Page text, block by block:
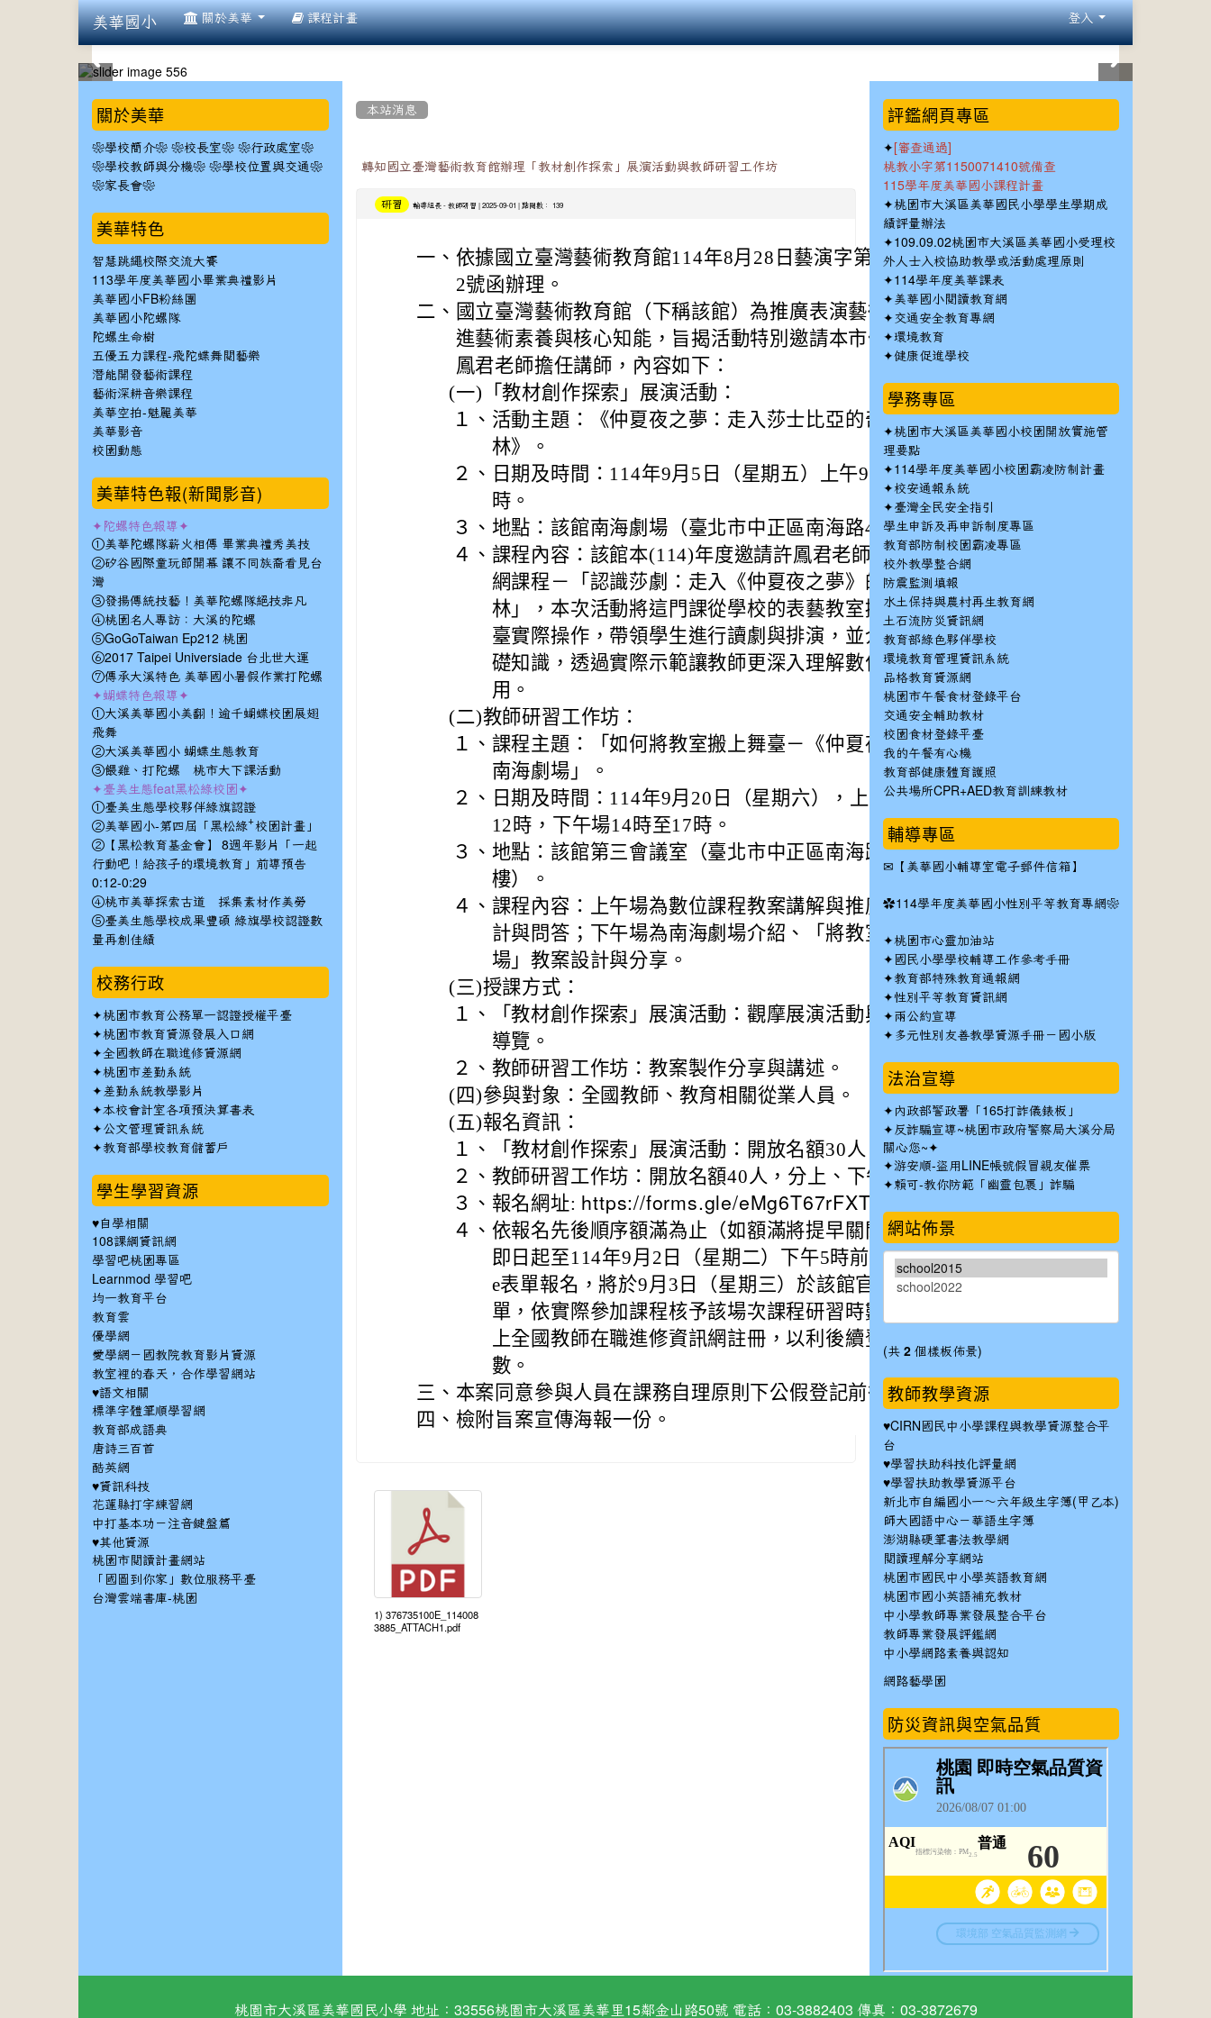
美華國小 關於美華 課程計畫 登入
本站消息
轉知國立臺灣藝術教育館辦理「教材創作探索」展演活動與教師研習工作坊
研習 輔導組長- 教師研習 | 2025-09-01 | 點閱數： 139
一、 依據國立臺灣藝術教育館114年8月28日藝演字第114030031
2號函辦理。
二、 國立臺灣藝術教育館（下稱該館）為推廣表演藝術教育，增
進藝術素養與核心知能，旨揭活動特別邀請本市仁和國中許
鳳君老師擔任講師，內容如下：
(一) 「教材創作探索」展演活動：
１、 活動主題：《仲夏夜之夢：走入莎士比亞的奇幻森
林》。
２、 日期及時間：114年9月5日（星期五）上午9時至12
時。
３、 地點：該館南海劇場（臺北市中正區南海路47號）。
４、 課程內容：該館本(114)年度邀請許鳳君老師研製因材
網課程－「認識莎劇：走入《仲夏夜之夢》的奇幻森
林」，本次活動將這門課從學校的表藝教室搬上劇場舞
臺實際操作，帶領學生進行讀劇與排演，並介紹劇場基
礎知識，透過實際示範讓教師更深入理解數位課程應
用。
(二)教師研習工作坊：
１、 課程主題：「如何將教室搬上舞臺－《仲夏夜之夢》×
南海劇場」。
２、 日期及時間：114年9月20日（星期六），上午場9時至
12時，下午場14時至17時。
３、 地點：該館第三會議室（臺北市中正區南海路43號2
樓）。
４、 課程內容：上午場為數位課程教案講解與推廣、課程設
計與問答；下午場為南海劇場介紹、「將教室搬進劇
場」教案設計與分享。
(三)授課方式：
１、
「教材創作探索」展演活動：觀摩展演活動與南海劇場
導覽。
２、 教師研習工作坊：教案製作分享與講述。
(四)參與對象：全國教師、教育相關從業人員。
(五)報名資訊：
１、
「教材創作探索」展演活動：開放名額30人 。
２、 教師研習工作坊：開放名額40人，分上、下午場報名。
３、 報名網址: https://forms.gle/eMg6T67rFXTo14bDA
４、 依報名先後順序額滿為止（如額滿將提早關閉表單）。
即日起至114年9月2日（星期二）下午5時前逕至Googl
e表單報名，將於9月3日（星期三）於該館官網公告名
單，依實際參加課程核予該場次課程研習時數，請事先
上全國教師在職進修資訊網註冊，以利後續登錄研習時
數。
三、 本案同意參與人員在課務自理原則下公假登記前往。
四、 檢附旨案宣傳海報一份。
1) 376735100E_114008
3885_ATTACH1.pdf
::: 關於美華
❀學校簡介❀ ❀校長室❀ ❀行政處室❀
❀學校教師與分機❀ ❀學校位置與交通❀
❀家長會❀
美華特色
智慧跳繩校際交流大賽
113學年度美華國小畢業典禮影片
美華國小FB粉絲團
美華國小陀螺隊
陀螺生命樹
五優五力課程-飛陀蝶舞閱藝樂
潛能開發藝術課程
藝術深耕音樂課程
美華空拍-魅麗美華
美華影音
校園動態
美華特色報(新聞影音)
✦陀螺特色報導✦
①美華陀螺隊薪火相傳 畢業典禮秀美技
②矽谷國際童玩節開幕 讓不同族裔看見台
灣
③發揚傳統技藝！美華陀螺隊絕技非凡
④桃園名人專訪：大溪的陀螺
⑤GoGoTaiwan Ep212 桃園
⑥2017 Taipei Universiade 台北世大運
⑦傳承大溪特色 美華國小暑假作業打陀螺
✦蝴蝶特色報導✦
①大溪美華國小美翻！逾千蝴蝶校園展翅
飛舞
②大溪美華國小 蝴蝶生態教育
③餵雞、打陀螺 桃市大下課活動
✦臺美生態feat黑松綠校園✦
①臺美生態學校夥伴綠旗認證
②美華國小-第四屆「黑松綠⁺校園計畫」
②【黑松教育基金會】 8週年影片「一起
行動吧！給孩子的環境教育」前導預告
0:12-0:29
④桃市美華探索古道 採集素材作美勞
⑤臺美生態學校成果豐碩 綠旗學校認證數
量再創佳績
校務行政
✦桃園市教育公務單一認證授權平臺
✦桃園市教育資源發展入口網
✦全國教師在職進修資源網
✦桃園市差勤系統
✦ 差勤系統教學影片
✦本校會計室各項預決算書表
✦公文管理資訊系統
✦教育部學校教育儲蓄戶
學生學習資源
♥自學相關
108課綱資訊網
學習吧桃園專區
Learnmod 學習吧
均一教育平台
教育雲
優學網
愛學網－國教院教育影片資源
教室裡的春天，合作學習網站
♥語文相關
標準字體筆順學習網
教育部成語典
唐詩三百首
酷英網
♥資訊科技
花蓮縣打字練習網
中打基本功－注音鍵盤篇
♥其他資源
桃園市閱讀計畫網站
「國圖到你家」數位服務平臺
台灣雲端書庫-桃園
::: 評鑑網頁專區
✦ [審查通過]
桃教小字第1150071410號備查
115學年度美華國小課程計畫
✦桃園市大溪區美華國民小學學生學期成
績評量辦法
✦109.09.02桃園市大溪區美華國小受理校
外人士入校協助教學或活動處理原則
✦114學年度美華課表
✦美華國小閱讀教育網
✦ 交通安全教育專網
✦環境教育
✦健康促進學校
學務專區
✦桃園市大溪區美華國小校園開放實施管
理要點
✦114學年度美華國小校園霸凌防制計畫
✦校安通報系統
✦臺灣全民安全指引
學生申訴及再申訴制度專區
教育部防制校園霸凌專區
校外教學整合網
防震監測填報
水土保持與農村再生教育網
土石流防災資訊網
教育部綠色夥伴學校
環境教育管理資訊系統
品格教育資源網
桃園市午餐食材登錄平台
交通安全輔助教材
校園食材登錄平臺
我的午餐有心機
教育部健康體育護照
公共場所CPR+AED教育訓練教材
輔導專區
✉ 【美華國小輔導室電子郵件信箱】
✿114學年度美華國小性別平等教育專網❀
✦桃園市心靈加油站
✦ 國民小學學校輔導工作參考手冊
✦教育部特殊教育通報網
✦性別平等教育資訊網
✦兩公約宣導
✦ 多元性別友善教學資源手冊－國小版
法治宣導
✦ 內政部警政署「165打詐儀錶板」
✦反詐騙宣導~桃園市政府警察局大溪分局
關心您~✦
✦游安順-盜用LINE帳號假冒親友催票
✦賴可-教你防範「幽靈包裹」詐騙
網站佈景
(共 2個樣板佈景)
教師教學資源
♥CIRN國民中小學課程與教學資源整合平
台
♥學習扶助科技化評量網
♥學習扶助教學資源平台
新北市自編國小一～六年級生字簿(甲乙本)
師大國語中心－華語生字簿
澎湖縣硬筆書法教學網
閱讀理解分享網站
桃園市國民中小學英語教育網
桃園市國小英語補充教材
中小學教師專業發展整合平台
教師專業發展評鑑網
中小學網路素養與認知
網路藝學園
防災資訊與空氣品質
桃園市大溪區美華國民小學 地址：33556桃園市大溪區美華里15鄰金山路50號 電話：03-3882403 傳真：03-3872679